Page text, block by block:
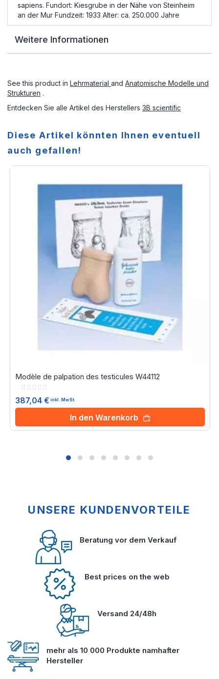
sapiens. Fundort: Kiesgrube in der Nähe von Steinheim
an der Mur Fundzeit: 1933 Alter: ca. 250.000 Jahre
Weitere Informationen
See this product in Lehrmaterial and Anatomische Modelle und
Strukturen .
Entdecken Sie alle Artikel des Herstellers 3B scientific
Diese Artikel könnten Ihnen eventuell
auch gefallen!
Modèle de palpation des testicules W44112
Rating:
387,04 € inkl. MwSt.
In den Warenkorb
UNSERE KUNDENVORTEILE
Beratung vor dem Verkauf
Best prices on the web
Versand 24/48h
mehr als 10 000 Produkte namhafter
Hersteller